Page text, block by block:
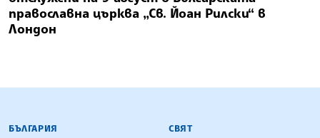
православна църква „Св. Йоан Рилски“ в
Лондон
БЪЛГАРСКА ТЕЛЕГРАФНА АГЕНЦИЯ
БЪЛГАРИЯ СВЯТ